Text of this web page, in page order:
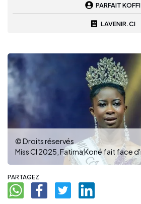
PARFAIT KOFFI
LAVENIR.CI
© Droits réservés
PARTAGEZ